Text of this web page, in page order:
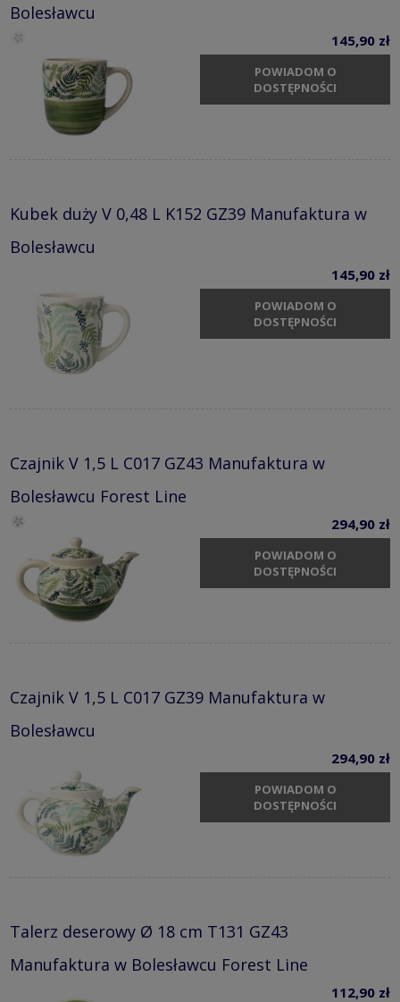
Bolesławcu
145,90 zł
POWIADOM O
DOSTĘPNOŚCI
Kubek duży V 0,48 L K152 GZ39 Manufaktura w
Bolesławcu
145,90 zł
POWIADOM O
DOSTĘPNOŚCI
Czajnik V 1,5 L C017 GZ43 Manufaktura w
Bolesławcu Forest Line
294,90 zł
POWIADOM O
DOSTĘPNOŚCI
Czajnik V 1,5 L C017 GZ39 Manufaktura w
Bolesławcu
294,90 zł
POWIADOM O
DOSTĘPNOŚCI
Talerz deserowy Ø 18 cm T131 GZ43
Manufaktura w Bolesławcu Forest Line
112,90 zł